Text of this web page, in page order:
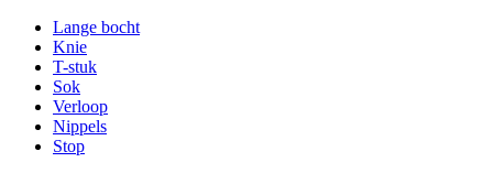
Lange bocht
Knie
T-stuk
Sok
Verloop
Nippels
Stop